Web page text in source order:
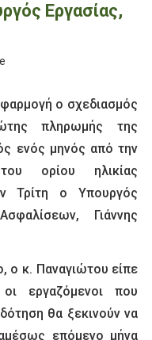
Εργασίας,
ο σχεδιασμός
πληρωμής της
ενός μηνός από την
ορίου ηλικίας
Τρίτη ο Υπουργός
Γιάννης
ο κ. Παναγιώτου είπε
εργαζόμενοι που
θα ξεκινούν να
επόμενο μήνα